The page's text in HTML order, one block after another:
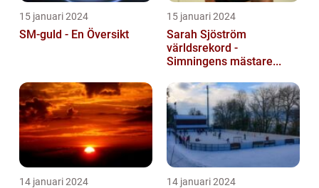
15 januari 2024
SM-guld - En Översikt
15 januari 2024
Sarah Sjöström
världsrekord -
Simningens mästare...
14 januari 2024 14 januari 2024